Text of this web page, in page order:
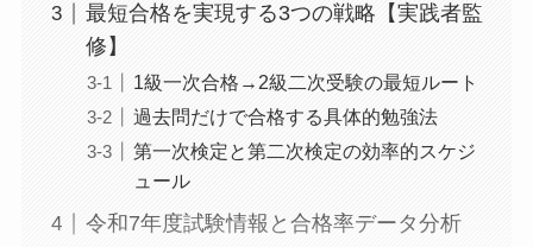
最短合格を実現する3つの戦略【実践者監
修】
1級一次合格→2級二次受験の最短ルート
過去問だけで合格する具体的勉強法
第一次検定と第二次検定の効率的スケジ
ュール
令和7年度試験情報と合格率データ分析